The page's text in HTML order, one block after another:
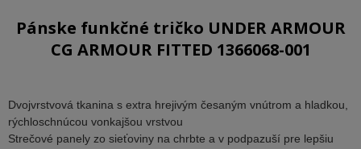
Pánske funkčné tričko UNDER ARMOUR
CG ARMOUR FITTED 1366068-001
Dvojvrstvová tkanina s extra hrejivým česaným vnútrom a hladkou,
rýchloschnúcou vonkajšou vrstvou
Strečové panely zo sieťoviny na chrbte a v podpazuší pre lepšiu